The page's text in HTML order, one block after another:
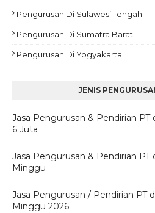
Pengurusan Di Sulawesi Tengah
Pengurusan Di Sumatra Barat
Pengurusan Di Yogyakarta
JENIS
Jasa Pengurusan & Pendirian PT
6 Juta
Jasa Pengurusan & Pendirian PT
Minggu
Jasa Pengurusan / Pendirian PT
Minggu 2026